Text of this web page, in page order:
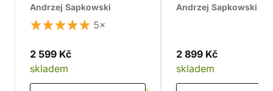
Andrzej Sapkowski
5×
2 599 Kč
skladem
Chrám
Andrzej Sapkowski
2 899 Kč
skladem